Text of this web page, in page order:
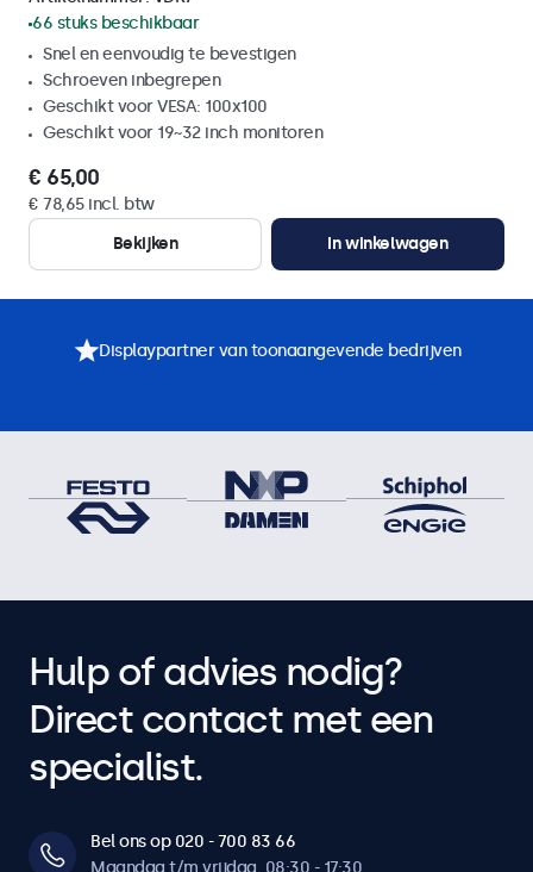
66 stuks beschikbaar
Snel en eenvoudig te bevestigen
Schroeven inbegrepen
Geschikt voor VESA: 100x100
Geschikt voor 19~32 inch monitoren
€ 65,00
€ 78,65 incl. btw
Bekijken
In winkelwagen
Displaypartner van toonaangevende bedrijven
Hulp of advies nodig?
Direct contact met een
specialist.
Bel ons op 020 - 700 83 66